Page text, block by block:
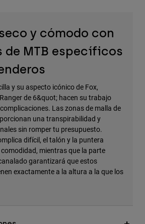
y cómodo con
MTB específicos
y su aspecto icónico de Fox,
de 6&quot; hacen su trabajo
Las zonas de malla de
una transpirabilidad y
sin romper tu presupuesto.
difícil, el talón y la puntera
mientras que la parte
garantizará que estos
exactamente a la altura a la que los